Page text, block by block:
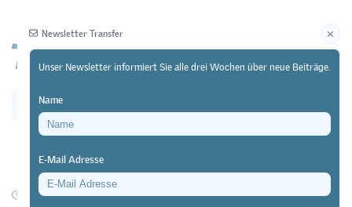
11/02/25 Forschung https://doi.org/10.64829/12185
Newsletter Transfer
Unser Newsletter informiert Sie alle drei Wochen über neue Beiträge.
Name
E-Mail Adresse